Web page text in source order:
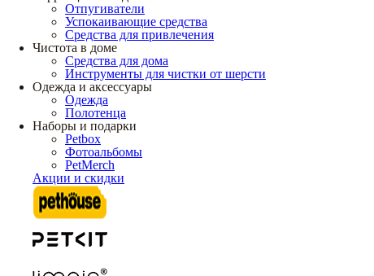
Отпугиватели
Успокаивающие средства
Средства для привлечения
Чистота в доме
Средства для дома
Инструменты для чистки от шерсти
Одежда и аксессуары
Одежда
Полотенца
Наборы и подарки
Petbox
Фотоальбомы
PetMerch
Акции и скидки